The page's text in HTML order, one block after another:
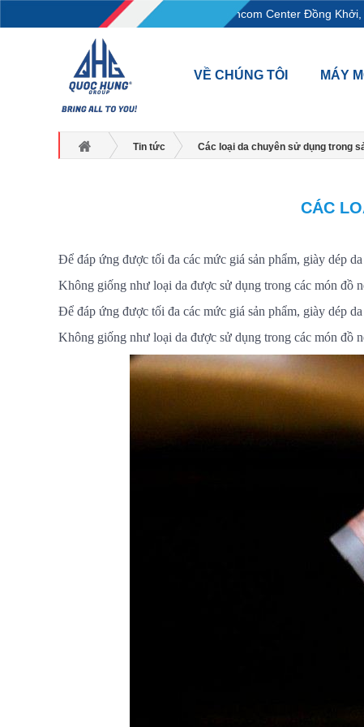
L18-11-13, Tầng 18, tòa nhà Vincom Center Đồng Khởi, Số
VỀ CHÚNG TÔI MÁY
Tin tức Các loại da chuyên sử dụng trong
CÁC
Để đáp ứng được tối đa các mức giá sản phẩm, giày dép
Không giống như loại da được sử dụng trong các món đồ
Để đáp ứng được tối đa các mức giá sản phẩm, giày dép
Không giống như loại da được sử dụng trong các món đồ